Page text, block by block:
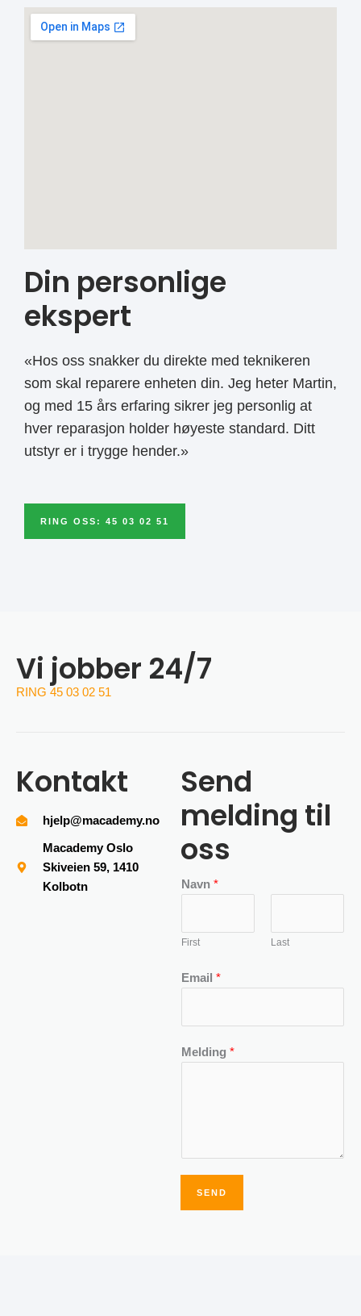
Din personlige
ekspert
«Hos oss snakker du direkte med teknikeren
som skal reparere enheten din. Jeg heter Martin,
og med 15 års erfaring sikrer jeg personlig at
hver reparasjon holder høyeste standard. Ditt
utstyr er i trygge hender.»
RING OSS: 45 03 02 51
Vi jobber 24/7
RING 45 03 02 51
Kontakt
hjelp@macademy.no
Macademy Oslo
Skiveien 59, 1410
Kolbotn
Send
melding til
oss
Navn *
First Last
Email *
Melding *
SEND